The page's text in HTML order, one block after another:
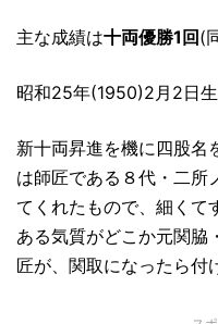
主な成績は十両優勝1回 (
昭和25年(1950)2月2日生
新十両昇進を機に四股名
は師匠である８代・二所
てくれたもので、細くて
ある気質がどこか元関脇
匠が、関取になったら付